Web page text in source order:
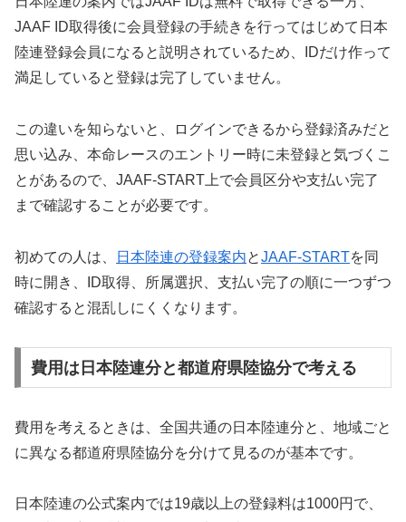
JAAF ID取得後に会員登録の手続きを行ってはじめて日本
陸連登録会員になると説明されているため、IDだけ作って
満足していると登録は完了していません。
この違いを知らないと、ログインできるから登録済みだと
思い込み、本命レースのエントリー時に未登録と気づくこ
とがあるので、JAAF-START上で会員区分や支払い完了
まで確認することが必要です。
初めての人は、 日本陸連の登録案内とJAAF-STARTを同
時に開き、ID取得、所属選択、支払い完了の順に一つずつ
確認すると混乱しにくくなります。
費用は日本陸連分と都道府県陸協分で考える
費用を考えるときは、全国共通の日本陸連分と、地域ごと
に異なる都道府県陸協分を分けて見るのが基本です。
日本陸連の公式案内では19歳以上の登録料は1000円で、